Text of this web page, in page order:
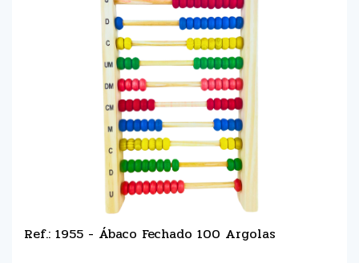
Ref.: 1955 - Ábaco Fechado 100 Argolas